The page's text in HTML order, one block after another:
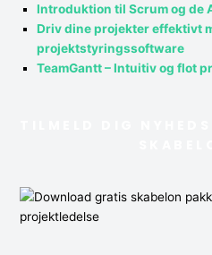
Introduktion til Scrum og de
Driv dine projekter effektivt
projektstyringssoftware
TeamGantt – Intuitiv og flot